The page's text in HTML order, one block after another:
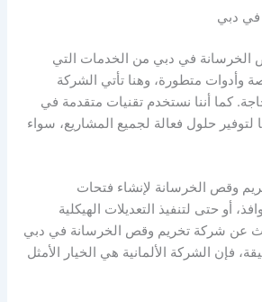
في دبي
الخرسانة في دبي من الخدمات التي
وأدوات متطورة، وهنا تأتي الشركة
كما أننا نستخدم تقنيات متقدمة في
حلول فعالة لجميع المشاريع، سواء
وقص الخرسانة لإنشاء فتحات
أو حتى لتنفيذ التعديلات الهيكلية
عن شركة تخريم وقص الخرسانة في دبي
فإن الشركة الألمانية هي الخيار الأمثل